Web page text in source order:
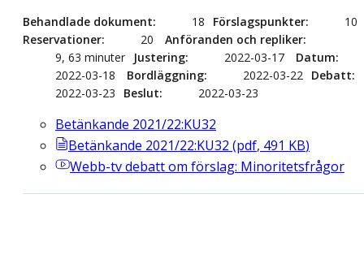
Behandlade dokument 18 Förslagspunkter
10
Reservationer
20
Anföranden och repliker
9, 63 minuter
Justering 2022-03-17
Datum
2022-03-18
Bordläggning 2022-03-22
Debatt
2022-03-23
Beslut 2022-03-23
Betänkande 2021/22:KU32
Betänkande 2021/22:KU32 (pdf, 491 KB)
Webb-tvdebatt om förslag: Minoritetsfrågor